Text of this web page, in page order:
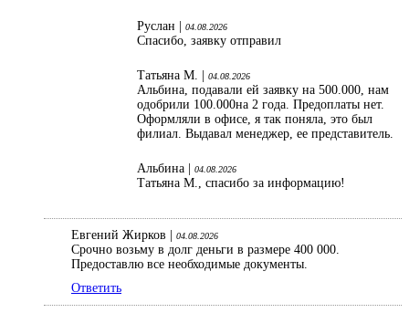
Руслан | 04.08.2026
Спасибо, заявку отправил
Татьяна М. | 04.08.2026
Альбина, подавали ей заявку на 500.000, нам
одобрили 100.000на 2 года. Предоплаты нет.
Оформляли в офисе, я так поняла, это был
филиал. Выдавал менеджер, ее представитель.
Альбина | 04.08.2026
Татьяна М., спасибо за информацию!
Евгений Жирков | 04.08.2026
Срочно возьму в долг деньги в размере 400 000.
Предоставлю все необходимые документы.
Ответить